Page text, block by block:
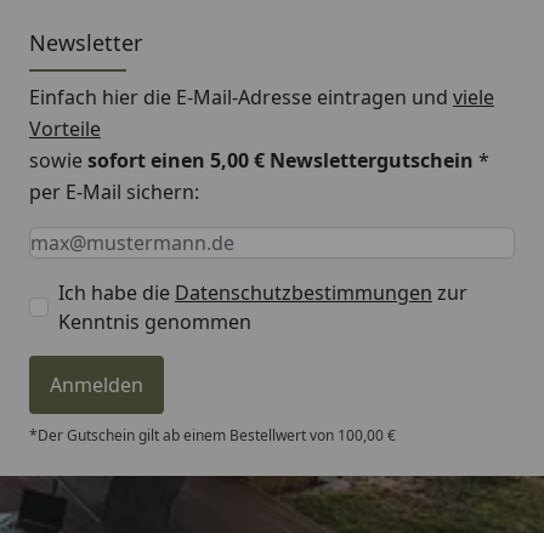
Flammenleistung.
6. Sichtfenster zum
Prüfen der
Flammenhöhe.
7. Gasanschluss zum
Anbringen einer
Newsletter
Einfach hier die E-Mail-Adresse eintragen und viele
Vorteile
sowiesofort einen 5,00 € Newslettergutschein *
per E-Mail sichern:
Keine Eingabe erforderlich
Eingabe erforderlich
E-Mail *
Ich habe die Datenschutzbestimmungen zur
Kenntnis genommen
Anmelden
*Der Gutschein gilt ab einem Bestellwert von 100,00 €